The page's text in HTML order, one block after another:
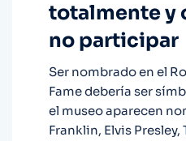
totalmente y
no participar
Ser nombrado en el
Fame debería ser
el museo aparecen
Franklin, Elvis Presley,